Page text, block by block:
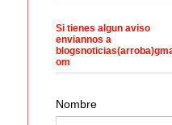
Si tienes algun aviso
enviannos a
om
Nombre